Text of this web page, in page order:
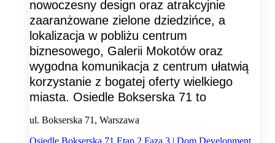
nowoczesny design oraz atrakcyjnie
zaaranżowane zielone dziedzińce, a
lokalizacja w pobliżu centrum
biznesowego, Galerii Mokotów oraz
wygodna komunikacja z centrum ułatwią
korzystanie z bogatej oferty wielkiego
miasta. Osiedle Bokserska 71 to
ul. Bokserska 71, Warszawa